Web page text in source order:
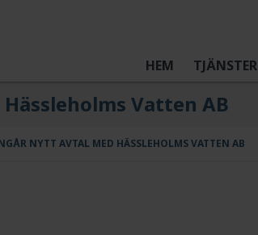
HEM TJÄNSTER
Vatten AB
NYTT AVTAL MED HÄSSLEHOLMS VATTEN AB